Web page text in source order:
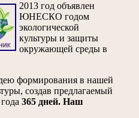
2013 год объявлен
ЮНЕСКО годом
экологической
культуры и защиты
окружающей среды в
формирования в нашей
создав предлагаемый
365 дней. Наш